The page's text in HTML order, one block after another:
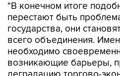
"В конечном итоге
перестают быть
государства, они
всего объединения.
необходимо
возникающие барьеры,